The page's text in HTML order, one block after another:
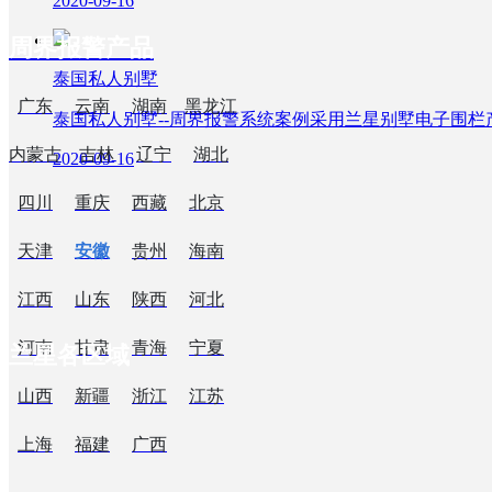
ꀒ 高压电网
激光对射
振动光纤
欢迎来到兰星周界产品中心！
泰国私人别墅
泰国私人别墅--周界报警系统案例采用兰星别墅电子围栏
2020-09-16
周界报警产品
广东 云南 湖南 黑龙江
内蒙古 吉林 辽宁 湖北
四川 重庆 西藏 北京
天津 安徽 贵州 海南
江西 山东 陕西 河北
河南 甘肃 青海 宁夏
山西 新疆 浙江 江苏
上海 福建 广西
兰星各区域